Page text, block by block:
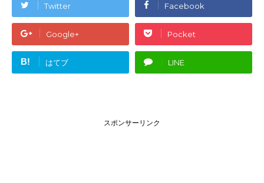
Twitter Facebook
Google+ Pocket
B! はてブ LINE
スポンサーリンク